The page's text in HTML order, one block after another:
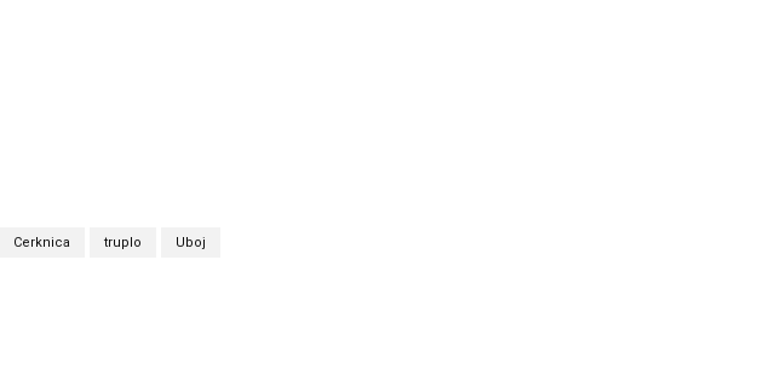
Cerknica truplo Uboj